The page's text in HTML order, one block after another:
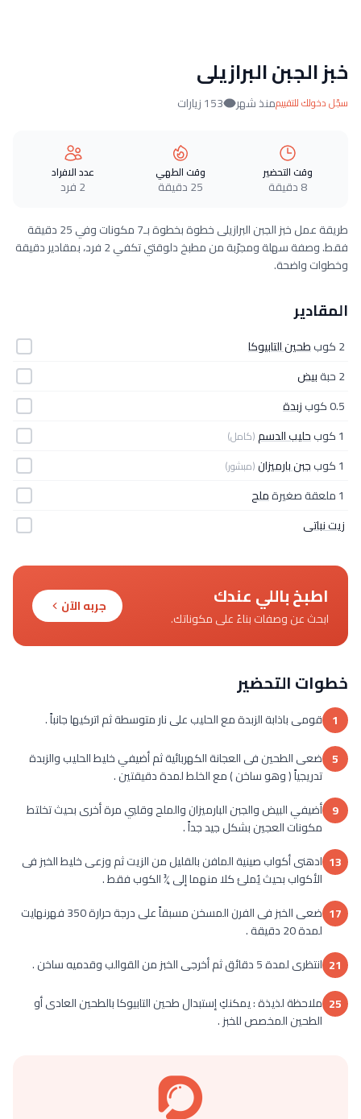
خبز الجبن البرازيلى
سجّل دخولك للتقييممنذ شهر 153 زيارات
وقت التحضير
8 دقيقة
وقت الطهي
25 دقيقة
عدد الافراد
2 فرد
طريقة عمل خبز الجبن البرازيلى خطوة بخطوة بـ7 مكونات وفي 25 دقيقة
فقط. وصفة سهلة ومجرّبة من مطبخ دلوقتي تكفي 2 فرد، بمقادير دقيقة
وخطوات واضحة.
المقادير
2 كوب
طحين التابيوكا
2 حبة
بيض
0.5 كوب
زبدة
1 كوب
حليب الدسم(كامل)
1 كوب جبن بارميزان(مبشور)
1 ملعقة صغيرة
ملح
زيت نباتى
اطبخ باللي عندك
ابحث عن وصفات بناءً على مكوناتك.
جربه الآن
خطوات التحضير
1 قومى باذابة الزبدة مع الحليب على نار متوسطة ثم اتركيها جانباً .
5 ضعى الطحين فى العجانة الكهربائية ثم أضيفي خليط الحليب والزبدة
تدريجياً ( وهو ساخن ) مع الخلط لمدة دقيقتين .
9 أضيفي البيض والجبن البارميزان والملح وقلبي مرة أخرى بحيث تخلتط
مكونات العجين بشكل جيد جداً .
13 ادهنى أكواب صينية المافن بالقليل من الزيت ثم وزعى خليط الخبز فى
الأكواب بحيث يُملئ كلا منهما إلى ¾ الكوب فقط .
17
ضعى الخبز فى الفرن المسخن مسبقاً على درجة حرارة 350 فهرنهايت
لمدة 20 دقيقة .
21 انتظرى لمدة 5 دقائق ثم أخرجى الخبز من القوالب وقدميه ساخن .
25 ملاحظة لذيذة : يمكنكِ إستبدال طحين التابيوكا بالطحين العادى أو
الطحين المخصص للخبز .